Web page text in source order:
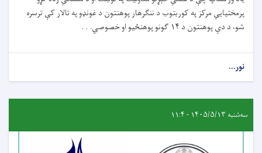
پرمختیايي مرکز په کوربتوب د ننګرهار پوهنتون د غونډو په تالار کې ترسره
شو، د دې پوهنتون د ۱۴ ګونو پوهنځیو او خصوصي. . .
نور...
سه‌شنبه ۱۴۰۵/۵/۱۳ - ۱۱:۴